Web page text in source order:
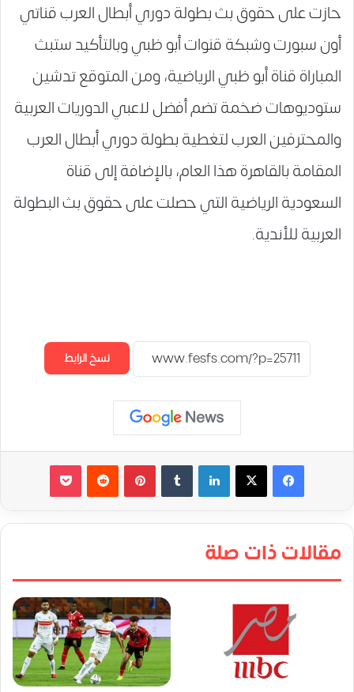
حازت على حقوق بث بطولة دوري أبطال العرب قناتي
أون سبورت وشبكة قنوات أبو ظبي وبالتأكيد ستبث
المباراة قناة أبو ظبي الرياضية، ومن المتوقع تدشين
ستوديوهات ضخمة تضم أفضل لاعبي الدوريات العربية
والمحترفين العرب لتغطية بطولة دوري أبطال العرب
المقامة بالقاهرة هذا العام، بالإضافة إلى قناة
السعودية الرياضية التي حصلت على حقوق بث البطولة
العربية للأندية.
نسخ الرابط
لينكدإن بينتيريست
مقالات ذات صلة